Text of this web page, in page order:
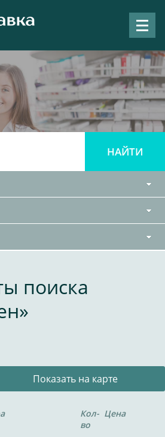
поиска
Показать на карте
Кол-
во
Цена